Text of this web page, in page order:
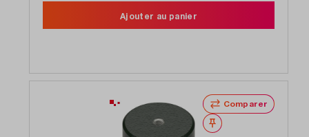
Ajouter au panier
Comparer
Noter